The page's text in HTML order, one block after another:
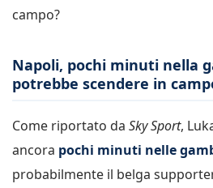
campo?
Napoli, pochi minuti nella
potrebbe scendere in
Come riportato da Sky Sport,
ancora pochi minuti nelle
probabilmente il belga